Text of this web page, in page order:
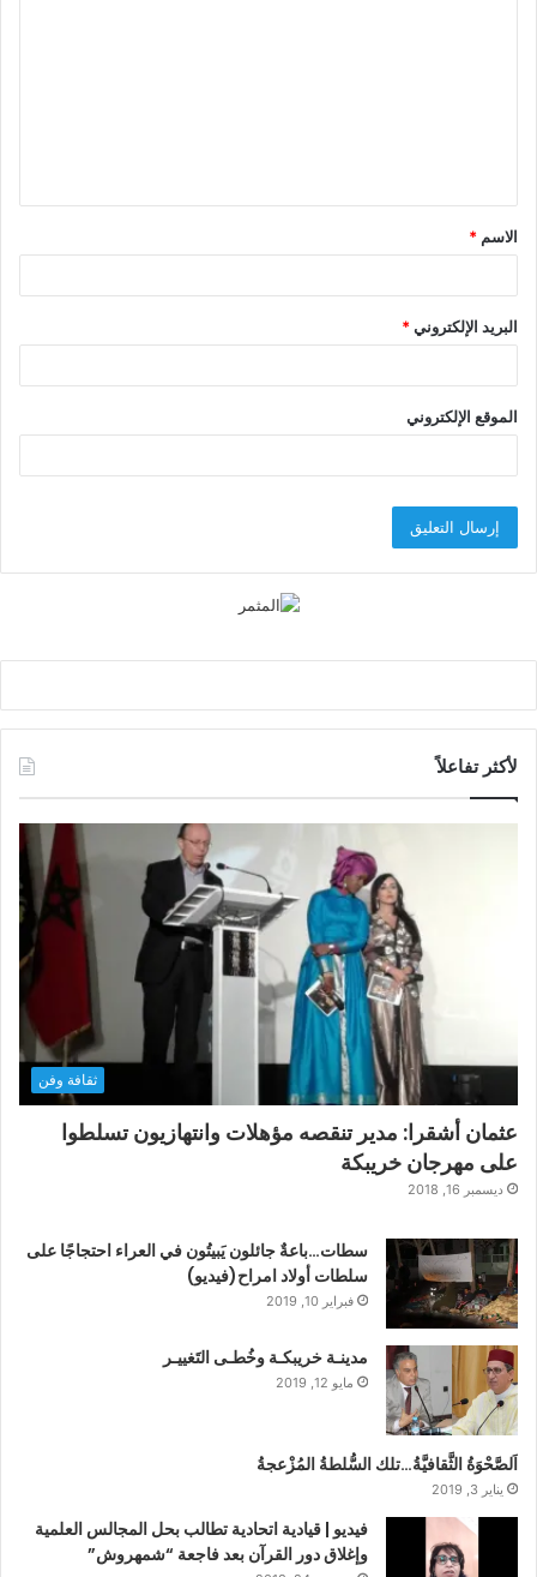
ق
*
الاسم *
البريد الإلكتروني*
الموقع الإلكتروني
لأكثر تفاعلاً
ثقافة وفن
عثمان أشقرا: مدير تنقصه مؤهلات وانتهازيون تسلطوا
على مهرجان خريبكة
ديسمبر 16, 2018
سطات…باعةٌ جائلون يَبيتُون في العراء احتجاجًا على
سلطات أولاد امراح(فيديو)
فبراير 10, 2019
مدينـة خريبكـة وخُطـى التَغييـر
مايو 12, 2019
اَلصَّحْوَةُ الثَّقافيَّةُ…تلك السُّلطةُ المُزْعجةُ
يناير 3, 2019
فيديو | قيادية اتحادية تطالب بحل المجالس العلمية
وإغلاق دور القرآن بعد فاجعة “شمهروش”